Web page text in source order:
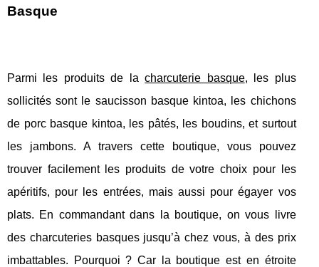
Basque
Parmi les produits de lacharcuterie basque, les plus
sollicités sont le saucisson basque kintoa, les chichons
de porc basque kintoa, les pâtés, les boudins, et surtout
les jambons. A travers cette boutique, vous pouvez
trouver facilement les produits de votre choix pour les
apéritifs, pour les entrées, mais aussi pour égayer vos
plats. En commandant dans la boutique, on vous livre
des charcuteries basques jusqu’à chez vous, à des prix
imbattables. Pourquoi ? Car la boutique est en étroite